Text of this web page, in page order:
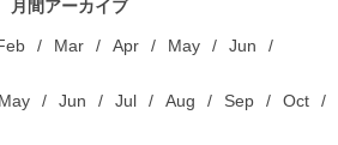
月間アーカイブ
Mar Apr May Jun
May Jun Jul Aug Sep Oct